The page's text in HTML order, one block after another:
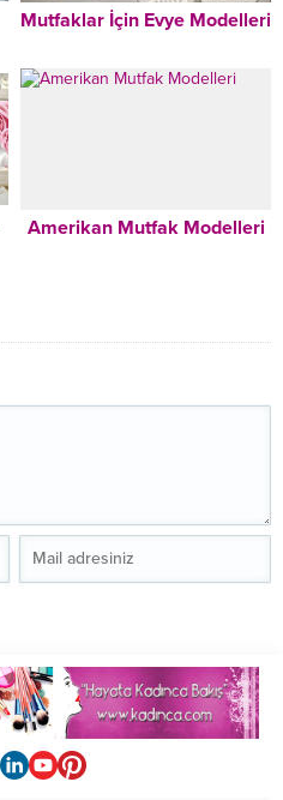
Mutfaklar İçin Evye Modelleri
Amerikan Mutfak Modelleri